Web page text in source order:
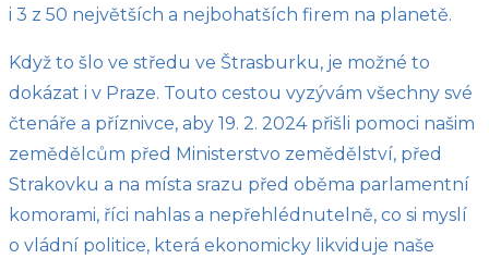
i 3 z 50 největších a nejbohatších firem na planetě.
Když to šlo ve středu ve Štrasburku, je možné to
dokázat i v Praze. Touto cestou vyzývám všechny své
čtenáře a příznivce, aby 19. 2. 2024 přišli pomoci našim
zemědělcům před Ministerstvo zemědělství, před
Strakovku a na místa srazu před oběma parlamentní
komorami, říci nahlas a nepřehlédnutelně, co si myslí
o vládní politice, která ekonomicky likviduje naše